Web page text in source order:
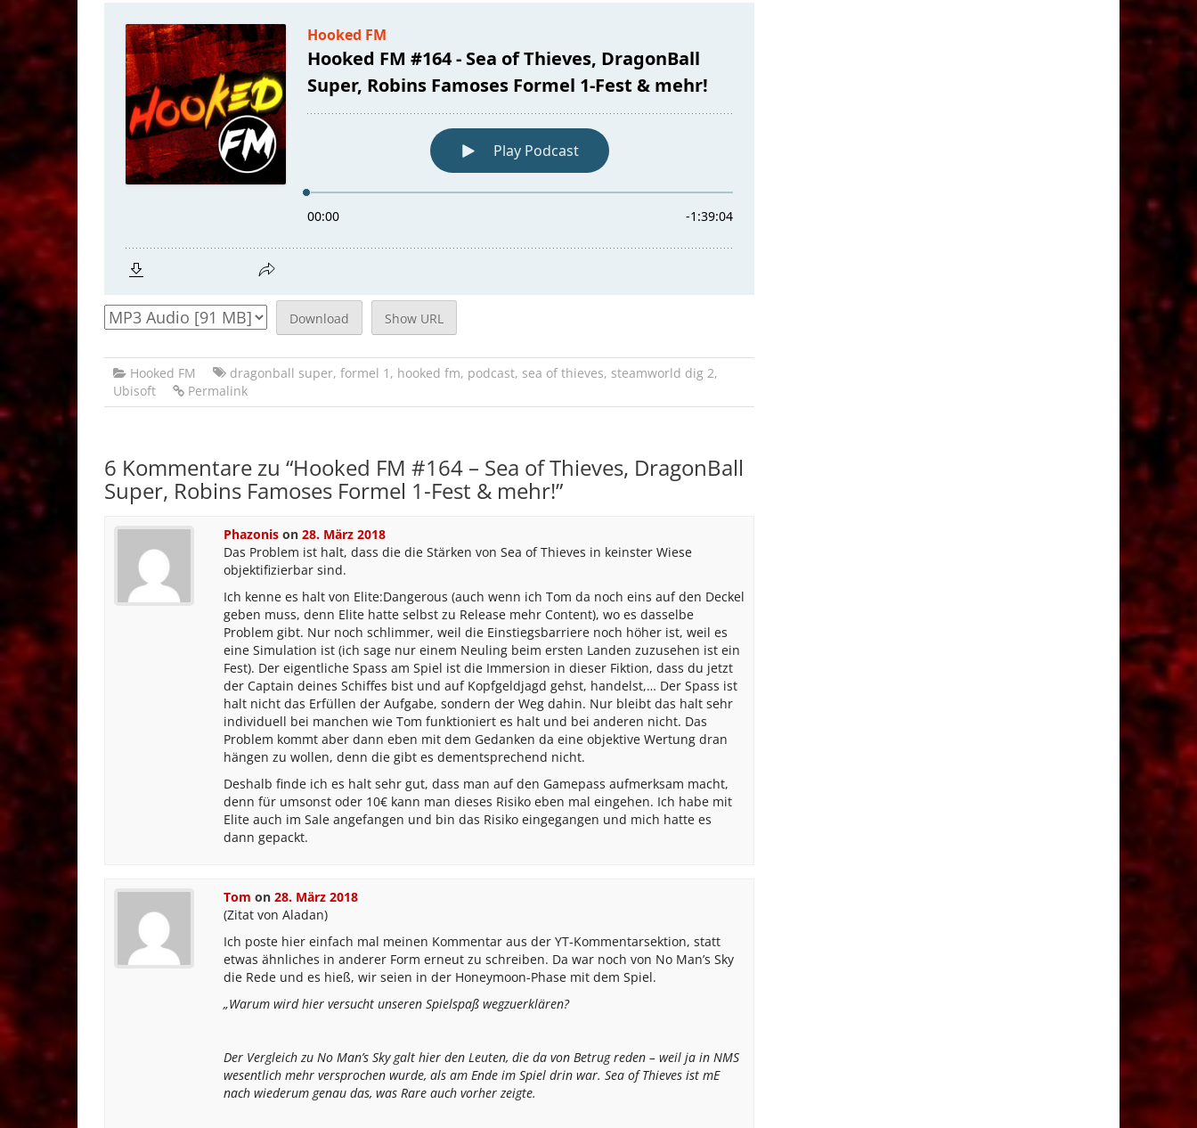
Download Show URL
Hooked FM dragonball super, formel 1 , hooked fm, podcast, sea of thieves, steamworld dig 2,
Ubisoft
Permalink
6 Kommentare zu “Hooked FM #164 – Sea of Thieves, DragonBall
Super, Robins Famoses Formel 1-Fest & mehr!”
Phazonis on 28. März 2018
Das Problem ist halt, dass die die Stärken von Sea of Thieves in keinster Wiese
objektifizierbar sind.
Ich kenne es halt von Elite:Dangerous (auch wenn ich Tom da noch eins auf den Deckel
geben muss, denn Elite hatte selbst zu Release mehr Content), wo es dasselbe
Problem gibt. Nur noch schlimmer, weil die Einstiegsbarriere noch höher ist, weil es
eine Simulation ist (ich sage nur einem Neuling beim ersten Landen zuzusehen ist ein
Fest). Der eigentliche Spass am Spiel ist die Immersion in dieser Fiktion, dass du jetzt
der Captain deines Schiffes bist und auf Kopfgeldjagd gehst, handelst,… Der Spass ist
halt nicht das Erfüllen der Aufgabe, sondern der Weg dahin. Nur bleibt das halt sehr
individuell bei manchen wie Tom funktioniert es halt und bei anderen nicht. Das
Problem kommt aber dann eben mit dem Gedanken da eine objektive Wertung dran
hängen zu wollen, denn die gibt es dementsprechend nicht.
Deshalb finde ich es halt sehr gut, dass man auf den Gamepass aufmerksam macht,
denn für umsonst oder 10€ kann man dieses Risiko eben mal eingehen. Ich habe mit
Elite auch im Sale angefangen und bin das Risiko eingegangen und mich hatte es
dann gepackt.
Tom on 28. März 2018
(Zitat von Aladan)
Ich poste hier einfach mal meinen Kommentar aus der YT-Kommentarsektion, statt
etwas ähnliches in anderer Form erneut zu schreiben. Da war noch von No Man’s Sky
die Rede und es hieß, wir seien in der Honeymoon-Phase mit dem Spiel.
„Warum wird hier versucht unseren Spielspaß wegzuerklären?
Der Vergleich zu No Man’s Sky galt hier den Leuten, die da von Betrug reden – weil ja in NMS
wesentlich mehr versprochen wurde, als am Ende im Spiel drin war. Sea of Thieves ist mE
nach wiederum genau das, was Rare auch vorher zeigte.